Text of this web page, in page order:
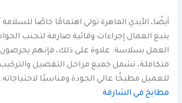
أيضًا، الأيدي الماهرة تولي اهتمامًا خاصًا
يتبع العمال إجراءات وقائية صارمة لتجنب
العمل بسلاسة. علاوة على ذلك، فإنهم
متكاملة، تشمل جميع مراحل التفصيل
للعميل مطبخًا عالي الجودة ومناسبًا لاحتياجاته.
مطابخ في الشارقة